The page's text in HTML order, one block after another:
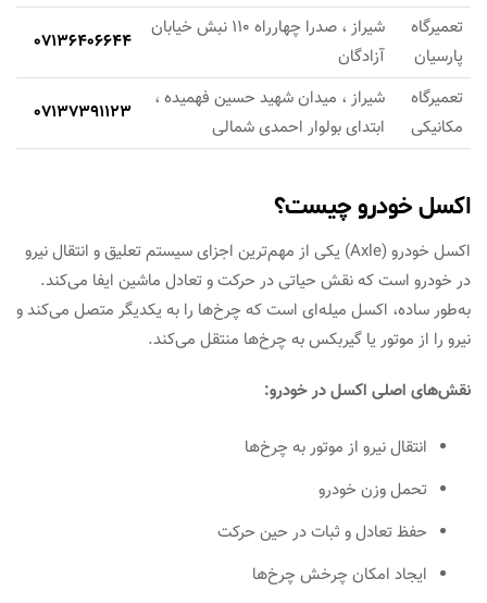
تعمیرگاه
پارسیان
شیراز ، صدرا چهارراه 110 نبش خیابان
آزادگان
07136406644
تعمیرگاه
مکانیکی
شیراز ، میدان شهید حسین فهمیده ،
ابتدای بولوار احمدی شمالی
07137391123
اکسل خودرو چیست؟
اکسل خودرو (Axle) یکی از مهم‌ترین اجزای سیستم تعلیق و انتقال نیرو
در خودرو است که نقش حیاتی در حرکت و تعادل ماشین ایفا می‌کند.
به‌طور ساده، اکسل میله‌ای است که چرخ‌ها را به یکدیگر متصل می‌کند و
نیرو را از موتور یا گیربکس به چرخ‌ها منتقل می‌کند.
نقش‌های اصلی اکسل در خودرو:
انتقال نیرو از موتور به چرخ‌ها
تحمل وزن خودرو
حفظ تعادل و ثبات در حین حرکت
ایجاد امکان چرخش چرخ‌ها